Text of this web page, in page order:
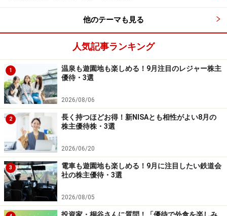
などについて当社は一切の責任を負いません。
【編集部からのお知らせ】
・「家計」について、アンケート（2026/8/31まで）を実施
中です！
※抽選で20名にAmazonギフト券1000円分プレゼント
※謝礼付きの限定アンケートやモニター企画に参加が可能に
なります
他のテーマも見る
人気記事ランキング
1
温泉も遊園地も楽しめる！9月注目のレジャー株主
優待・3選
2026/08/06
2
長く持つほどお得！新NISAとも相性がよい8月の
株主優待株・3選
2026/06/20
3
電車も遊園地も楽しめる！9月に注目したい鉄道会
社の株主優待・3選
2026/08/05